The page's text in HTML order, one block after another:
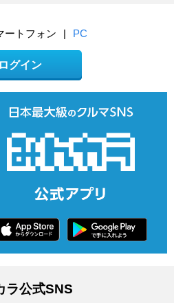
ートフォン | PC
ログイン
ラ公式SNS